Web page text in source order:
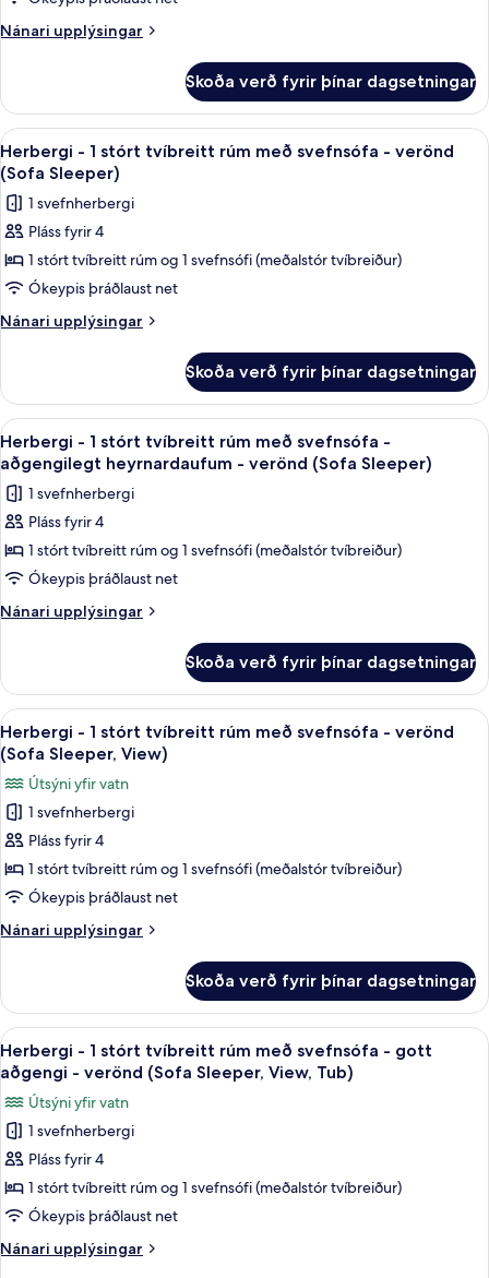
stórt
með
svefnsófa
(Sofa
Sleeper)
Nánari upplýsingar
Nánari
-
stórt
tvíbreitt
rúm
með
svefnsófa
Sleeper)
Skoða verð fyrir þínar dagsetningar
Skoða
allar
myndir
fyrir
Herbergi
-
1
stórt
með
svefnsófa
-
verönd
(Sofa
Sleeper)
Rúmföt af bestu gerð, öryggishólf í
4
Herbergi - 1 stórt tvíbreitt rúm með svefnsófa - verönd
(Sofa Sleeper)
1 svefnherbergi
Pláss fyrir 4
1 stórt tvíbreitt rúm og 1 svefnsófi (meðalstór tvíbreiður)
Ókeypis þráðlaust net
Nánari upplýsingar
Nánari
-
stórt
tvíbreitt
rúm
með
svefnsófa
verönd
(Sofa
Skoða verð fyrir þínar dagsetningar
Skoða
allar
myndir
fyrir
Herbergi
-
1
stórt
með
svefnsófa
-
aðgengilegt
heyrnardaufum
-
verönd
(Sofa
Sleeper)
Rúmföt af bestu gerð, öryggishólf í
4
Herbergi - 1 stórt tvíbreitt rúm með svefnsófa -
aðgengilegt heyrnardaufum - verönd (Sofa Sleeper)
1 svefnherbergi
Pláss fyrir 4
1 stórt tvíbreitt rúm og 1 svefnsófi (meðalstór tvíbreiður)
Ókeypis þráðlaust net
Nánari upplýsingar
Nánari
-
stórt
tvíbreitt
rúm
með
svefnsófa
aðgengilegt
heyrnardaufum
verönd
(Sofa
Sleeper)
Skoða verð fyrir þínar dagsetningar
Skoða
allar
myndir
fyrir
Herbergi
-
1
stórt
tvíbreitt
rúm
svefnsófa
verönd
(Sofa
Sleeper,
View)
Rúmföt af bestu gerð, öryggishólf í
4
Herbergi - 1 stórt tvíbreitt rúm með svefnsófa - verönd
(Sofa Sleeper, View)
Útsýni yfir vatn
1 svefnherbergi
Pláss fyrir 4
1 stórt tvíbreitt rúm og 1 svefnsófi (meðalstór tvíbreiður)
Ókeypis þráðlaust net
Nánari upplýsingar
Nánari
-
stórt
tvíbreitt
rúm
með
svefnsófa
verönd
(Sofa
Sleeper,
View)
Skoða verð fyrir þínar dagsetningar
Skoða
allar
myndir
fyrir
Herbergi
-
1
stórt
tvíbreitt
rúm
Rúmföt af bestu gerð, öryggishólf í
4
Herbergi - 1 stórt tvíbreitt rúm með svefnsófa - gott
aðgengi - verönd (Sofa Sleeper, View, Tub)
Útsýni yfir vatn
1 svefnherbergi
Pláss fyrir 4
1 stórt tvíbreitt rúm og 1 svefnsófi (meðalstór tvíbreiður)
Ókeypis þráðlaust net
Nánari upplýsingar
Nánari